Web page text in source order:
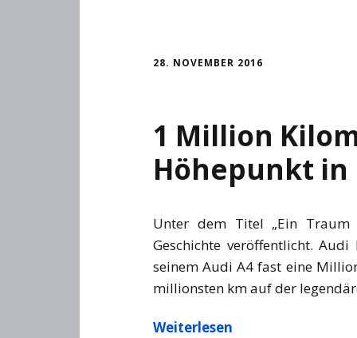
28. NOVEMBER 2016
1 Million
Höhepunkt in
Unter dem Titel „Ein
Geschichte veröffentlicht.
seinem Audi A4 fast eine
millionsten km auf der
Weiterlesen